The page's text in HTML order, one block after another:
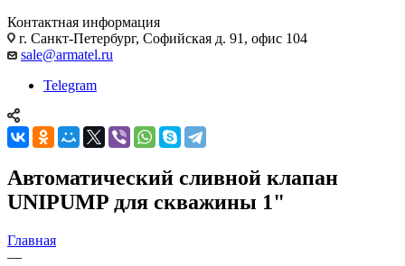
Контактная информация
г. Санкт-Петербург, Софийская д. 91, офис 104
sale@armatel.ru
Telegram
Автоматический сливной клапан
UNIPUMP для скважины 1"
Главная
—